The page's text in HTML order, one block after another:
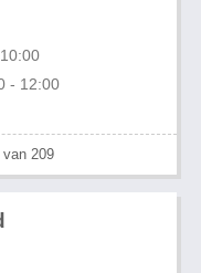
- 12:00
209